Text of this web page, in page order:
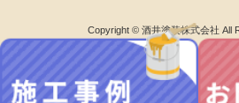
Copyright © 酒井塗装株式会社 All